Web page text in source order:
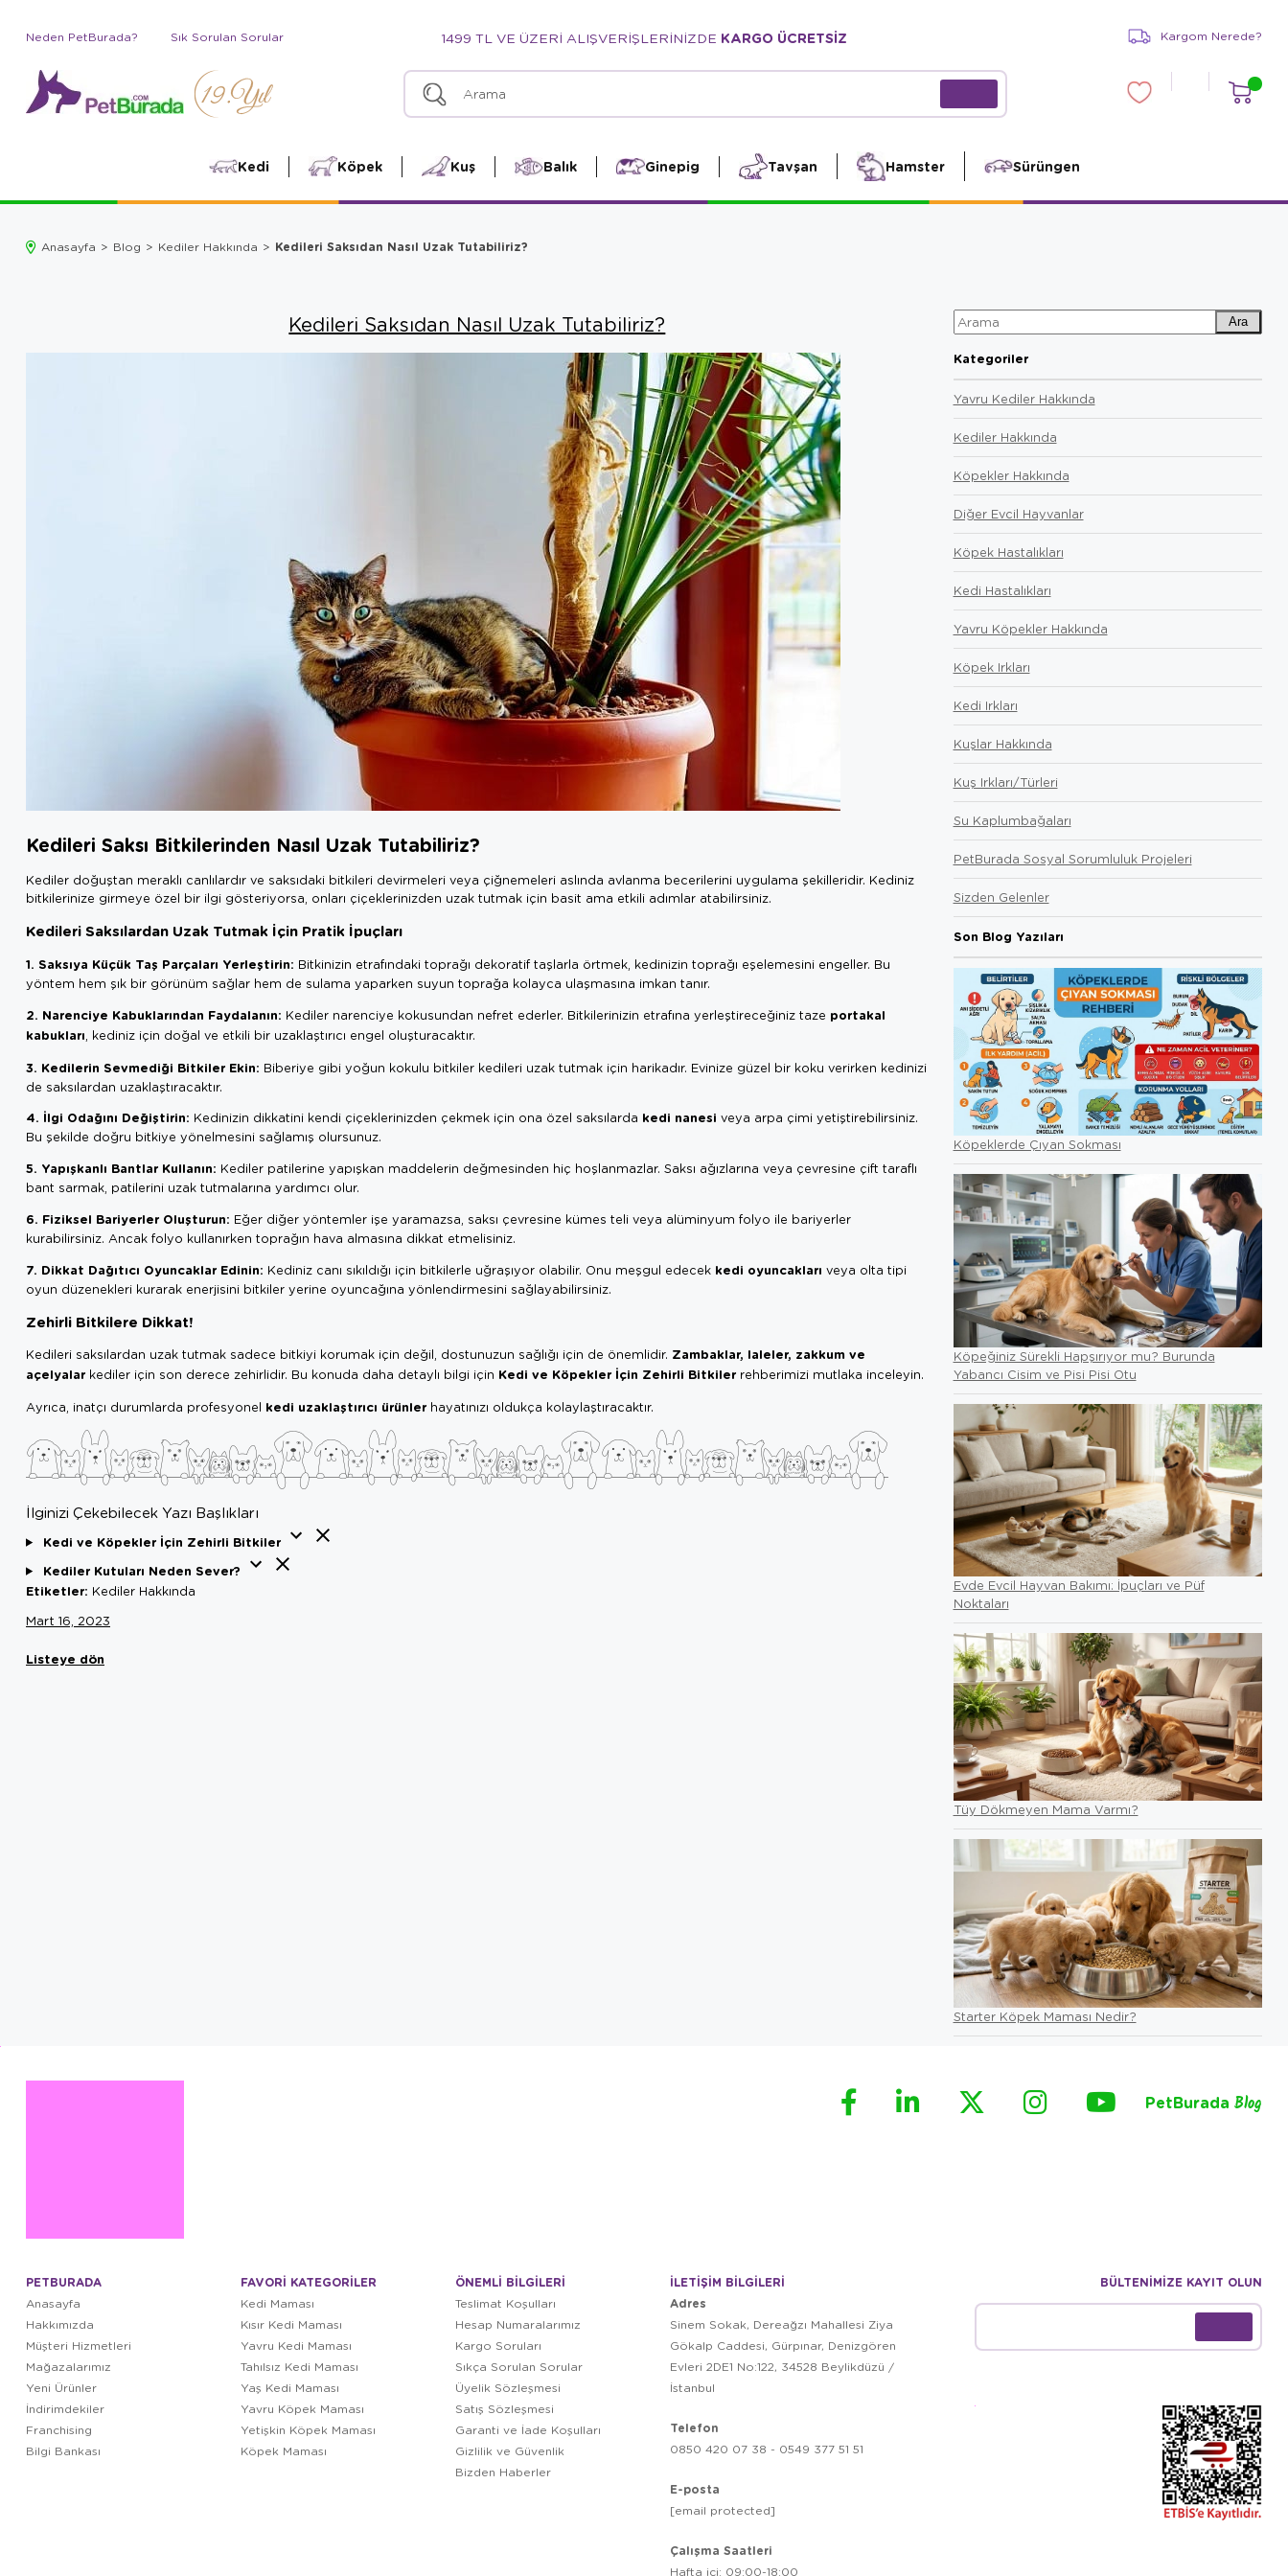
Neden PetBurada? Sık Sorulan Sorular 1499 TL VE ÜZERİ ALIŞVERİŞLERİNİZDE KARGO ÜCRETSİZ Kargom Nerede?
Kedi Köpek Kuş Balık Ginepig Tavşan Hamster Sürüngen
Anasayfa Blog Kediler Hakkında Kedileri Saksıdan Nasıl Uzak Tutabiliriz?
Kedileri Saksıdan Nasıl Uzak Tutabiliriz?
Kedileri Saksı Bitkilerinden Nasıl Uzak Tutabiliriz?
Kediler doğuştan meraklı canlılardır ve saksıdaki bitkileri devirmeleri veya çiğnemeleri aslında avlanma becerilerini uygulama şekilleridir. Kediniz
bitkilerinize girmeye özel bir ilgi gösteriyorsa, onları çiçeklerinizden uzak tutmak için basit ama etkili adımlar atabilirsiniz.
Kedileri Saksılardan Uzak Tutmak İçin Pratik İpuçları
1. Saksıya Küçük Taş Parçaları Yerleştirin: Bitkinizin etrafındaki toprağı dekoratif taşlarla örtmek, kedinizin toprağı eşelemesini engeller. Bu
yöntem hem şık bir görünüm sağlar hem de sulama yaparken suyun toprağa kolayca ulaşmasına imkan tanır.
2. Narenciye Kabuklarından Faydalanın: Kediler narenciye kokusundan nefret ederler. Bitkilerinizin etrafına yerleştireceğiniz taze portakal
kabukları , kediniz için doğal ve etkili bir uzaklaştırıcı engel oluşturacaktır.
3. Kedilerin Sevmediği Bitkiler Ekin: Biberiye gibi yoğun kokulu bitkiler kedileri uzak tutmak için harikadır. Evinize güzel bir koku verirken kedinizi
de saksılardan uzaklaştıracaktır.
4. İlgi Odağını Değiştirin: Kedinizin dikkatini kendi çiçeklerinizden çekmek için ona özel saksılarda kedi nanesi veya arpa çimi yetiştirebilirsiniz.
Bu şekilde doğru bitkiye yönelmesini sağlamış olursunuz.
5. Yapışkanlı Bantlar Kullanın: Kediler patilerine yapışkan maddelerin değmesinden hiç hoşlanmazlar. Saksı ağızlarına veya çevresine çift taraflı
bant sarmak, patilerini uzak tutmalarına yardımcı olur.
6. Fiziksel Bariyerler Oluşturun: Eğer diğer yöntemler işe yaramazsa, saksı çevresine kümes teli veya alüminyum folyo ile bariyerler
kurabilirsiniz. Ancak folyo kullanırken toprağın hava almasına dikkat etmelisiniz.
7. Dikkat Dağıtıcı Oyuncaklar Edinin: Kediniz canı sıkıldığı için bitkilerle uğraşıyor olabilir. Onu meşgul edecek kedi oyuncakları veya olta tipi
oyun düzenekleri kurarak enerjisini bitkiler yerine oyuncağına yönlendirmesini sağlayabilirsiniz.
Zehirli Bitkilere Dikkat!
Kedileri saksılardan uzak tutmak sadece bitkiyi korumak için değil, dostunuzun sağlığı için de önemlidir. Zambaklar, laleler, zakkum ve
açelyalar kediler için son derece zehirlidir. Bu konuda daha detaylı bilgi için Kedi ve Köpekler İçin Zehirli Bitkiler rehberimizi mutlaka inceleyin.
Ayrıca, inatçı durumlarda profesyonel kedi uzaklaştırıcı ürünler hayatınızı oldukça kolaylaştıracaktır.
İlginizi Çekebilecek Yazı Başlıkları
Kedi ve Köpekler İçin Zehirli Bitkiler
Kediler Kutuları Neden Sever?
Etiketler: Kediler Hakkında
Mart 16, 2023
Listeye dön
Ara
Kategoriler
Yavru Kediler Hakkında
Kediler Hakkında
Köpekler Hakkında
Diğer Evcil Hayvanlar
Köpek Hastalıkları
Kedi Hastalıkları
Yavru Köpekler Hakkında
Köpek Irkları
Kedi Irkları
Kuşlar Hakkında
Kuş Irkları/Türleri
Su Kaplumbağaları
PetBurada Sosyal Sorumluluk Projeleri
Sizden Gelenler
Son Blog Yazıları
Köpeklerde Çıyan Sokması
Köpeğiniz Sürekli Hapşırıyor mu? Burunda
Yabancı Cisim ve Pisi Pisi Otu
Evde Evcil Hayvan Bakımı: İpuçları ve Püf
Noktaları
Tüy Dökmeyen Mama Varmı?
Starter Köpek Maması Nedir?
PetBurada Blog
PETBURADA
Anasayfa
Hakkımızda
Müşteri Hizmetleri
Mağazalarımız
Yeni Ürünler
İndirimdekiler
Franchising
Bilgi Bankası
FAVORİ KATEGORİLER
Kedi Maması
Kısır Kedi Maması
Yavru Kedi Maması
Tahılsız Kedi Maması
Yaş Kedi Maması
Yavru Köpek Maması
Yetişkin Köpek Maması
Köpek Maması
ÖNEMLİ BİLGİLERİ
Teslimat Koşulları
Hesap Numaralarımız
Kargo Soruları
Sıkça Sorulan Sorular
Üyelik Sözleşmesi
Satış Sözleşmesi
Garanti ve İade Koşulları
Gizlilik ve Güvenlik
Bizden Haberler
İLETİŞİM BİLGİLERİ
Adres
Sinem Sokak, Dereağzı Mahallesi Ziya
Gökalp Caddesi, Gürpınar, Denizgören
Evleri 2DE1 No:122, 34528 Beylikdüzü /
İstanbul
Telefon
0850 420 07 38 - 0549 377 51 51
E-posta
[email protected]
Çalışma Saatleri
Hafta içi: 09:00-18:00
BÜLTENİMİZE KAYIT OLUN